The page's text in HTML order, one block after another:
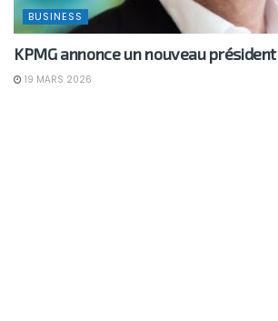
BUSINESS
KPMG annonce un nouveau président
19 MARS 2026